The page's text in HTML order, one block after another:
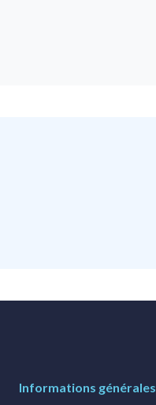
Informations générales